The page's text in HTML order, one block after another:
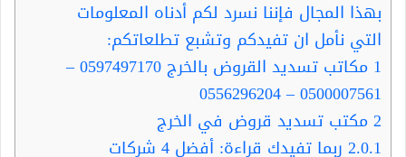
بهذا المجال فإننا نسرد لكم أدناه المعلومات
التي نأمل ان تفيدكم وتشبع تطلعاتكم:
1
مكاتب تسديد القروض بالخرج 0597497170 –
0500007561 – 0556296204
2مكتب تسديد قروض في الخرج
2.0.1
ربما تفيدك قراءة: أفضل 4 شركات